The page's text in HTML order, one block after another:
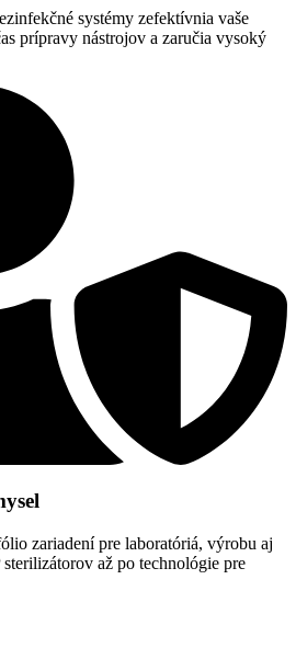
systémy zefektívnia vaše
prípravy nástrojov a zaručia vysoký
zariadení pre laboratóriá, výrobu aj
až po technológie pre